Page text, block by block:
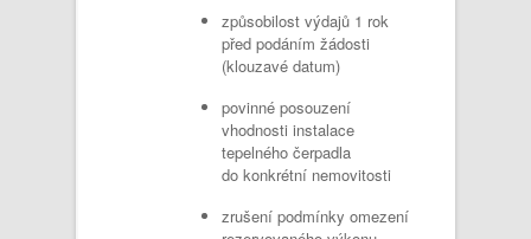
způsobilost výdajů 1 rok
před podáním žádosti
(klouzavé datum)
povinné posouzení
vhodnosti instalace
tepelného čerpadla
do konkrétní nemovitosti
zrušení podmínky omezení